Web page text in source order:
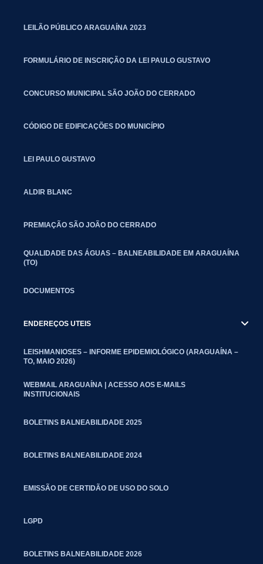
LEILÃO PÚBLICO ARAGUAÍNA 2023
FORMULÁRIO DE INSCRIÇÃO DA LEI PAULO GUSTAVO
CONCURSO MUNICIPAL SÃO JOÃO DO CERRADO
CÓDIGO DE EDIFICAÇÕES DO MUNICÍPIO
LEI PAULO GUSTAVO
ALDIR BLANC
PREMIAÇÃO SÃO JOÃO DO CERRADO
QUALIDADE DAS ÁGUAS – BALNEABILIDADE EM ARAGUAÍNA
(TO)
DOCUMENTOS
ENDEREÇOS UTEIS
LEISHMANIOSES – INFORME EPIDEMIOLÓGICO (ARAGUAÍNA –
TO, MAIO 2026)
WEBMAIL ARAGUAÍNA | ACESSO AOS E-MAILS
INSTITUCIONAIS
BOLETINS BALNEABILIDADE 2025
BOLETINS BALNEABILIDADE 2024
EMISSÃO DE CERTIDÃO DE USO DO SOLO
LGPD
BOLETINS BALNEABILIDADE 2026